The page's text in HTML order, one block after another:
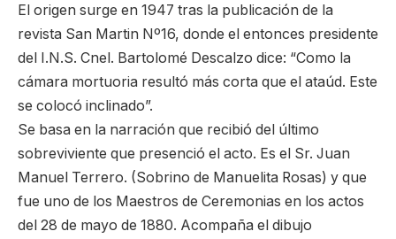
El origen surge en 1947 tras la publicación de la
revista San Martin Nº16, donde el entonces presidente
del I.N.S. Cnel. Bartolomé Descalzo dice: “Como la
cámara mortuoria resultó más corta que el ataúd. Este
se colocó inclinado”.
Se basa en la narración que recibió del último
sobreviviente que presenció el acto. Es el Sr. Juan
Manuel Terrero. (Sobrino de Manuelita Rosas) y que
fue uno de los Maestros de Ceremonias en los actos
del 28 de mayo de 1880. Acompaña el dibujo